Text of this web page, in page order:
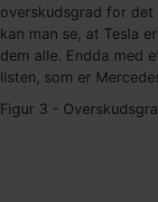
overskudsgrad for
kan man se, at Tesla
dem alle. Endda med
listen, som er
Figur 3 -